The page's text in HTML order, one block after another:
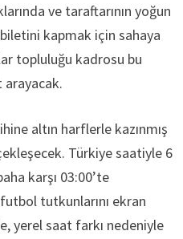
ve taraftarının yoğun
kapmak için sahaya
topluluğu kadrosu bu
altın harflerle kazınmış
Türkiye saatiyle 6
karşı 03:00’te
tutkunlarını ekran
yerel saat farkı nedeniyle